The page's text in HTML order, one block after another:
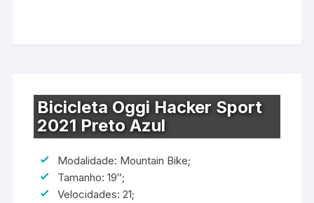
Bicicleta Oggi Hacker Sport
2021 Preto Azul
Modalidade: Mountain Bike;
Tamanho: 19″;
Velocidades: 21;